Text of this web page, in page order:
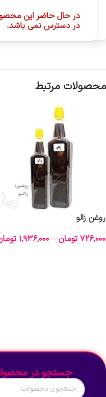
در حال حاضر این
در دسترس نمی باشد.
محصولات مرتبط
روغن زالو
726,000تومان –
1,936,000
جستجو در